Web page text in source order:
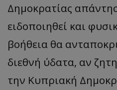
Δημοκρατίας
ειδοποιηθεί και
βοήθεια θα
διεθνή ύδατα, αν
την Κυπριακή